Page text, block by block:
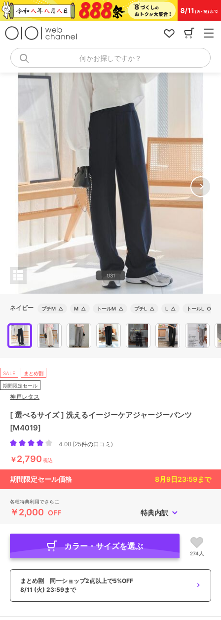
コ
ン
何かお探しですか？
1/31
ネイビー プチM △ M △ トールM △ プチL △ L △ トールL ○
SALE まとめ割
期間限定セール
神戸レタス
[ 選べるサイズ ] 洗えるイージーケアジャージーパンツ
[M4019]
4.08 (25件の口コミ )
￥2,790 税込
期間限定セール価格 8月9日23:59まで
各種特典利用でさらに
￥2,000 OFF 特典内訳
カラー・サイズを選ぶ
274人
まとめ割 同一ショップ2点以上で5%OFF
8/11 (火) 23:59まで